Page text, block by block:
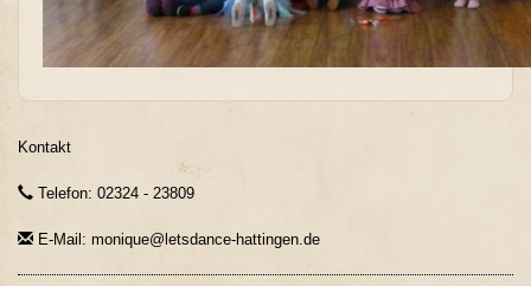
Kontakt
Telefon: 02324 - 23809
E-Mail: monique@letsdance-hattingen.de